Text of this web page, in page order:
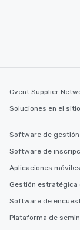
Cvent Supplier
Soluciones en el
Software de
Software de
Aplicaciones
Gestión estratégica
Software de
Plataforma de